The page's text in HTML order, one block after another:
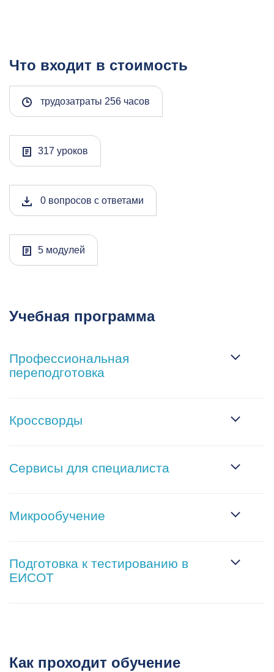
Что входит в стоимость
трудозатраты 256 часов
317 уроков
0 вопросов с ответами
5 модулей
Учебная программа
Профессиональная
переподготовка
Кроссворды
Сервисы для специалиста
Микрообучение
Подготовка к тестированию в
ЕИСОТ
Как проходит обучение